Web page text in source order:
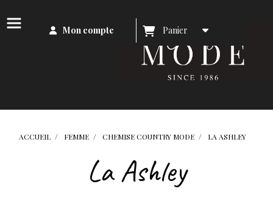
Mon compte Panier
ACCUEIL FEMME CHEMISE COUNTRY MODE LA ASHLEY
La Ashley